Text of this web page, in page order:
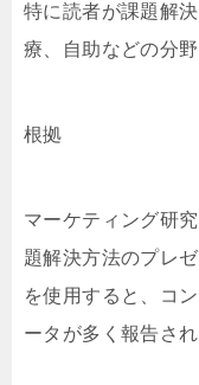
特に読者が課題解
療、自助などの分
根拠
マーケティング研
題解決方法のプレ
を使用すると、コ
ータが多く報告され